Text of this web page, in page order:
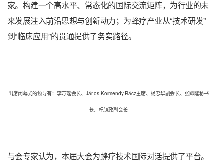
家。构建一个高水平、常态化的国际交流矩阵，为行业的未
来发展注入前沿思想与创新动力；为蜂疗产业从“技术研发”
到“临床应用”的贯通提供了务实路径。
出席闭幕式的领导有：李万瑶会长、János Körmendy-Rácz主席、杨忠华副会长、张卿隆秘书
长、杞锦政副会长
与会专家认为，本届大会为蜂疗技术国际对话提供了平台。